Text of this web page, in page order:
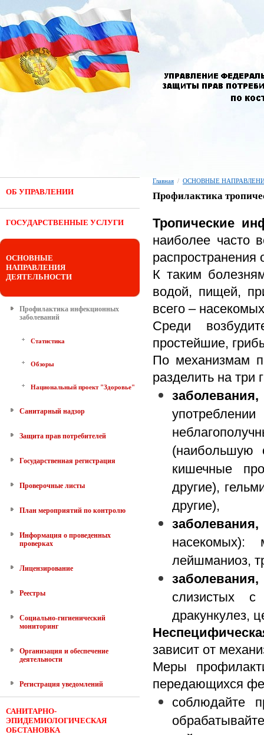
ОБ УПРАВЛЕНИИ
ГОСУДАРСТВЕННЫЕ УСЛУГИ
ОСНОВНЫЕ
НАПРАВЛЕНИЯ
ДЕЯТЕЛЬНОСТИ
Профилактика инфекционных
заболеваний
Статистика
Обзоры
Национальный проект "Здоровье"
Санитарный надзор
Защита прав потребителей
Государственная регистрация
Проверочные листы
План мероприятий по контролю
Информация о проведенных
проверках
Лицензирование
Реестры
Социально-гигиенический
мониторинг
Организация и обеспечение
деятельности
Регистрация уведомлений
САНИТАРНО-
ЭПИДЕМИОЛОГИЧЕСКАЯ
ОБСТАНОВКА
Главная / ОСНОВНЫЕ
Профилактика
Тропические
наиболее часто
распространения
К таким
водой, пищей,
всего –
Среди
простейшие,
По механизмам
разделить на три
(наибольшую
кишечные
другие),
другие),
насекомых):
лейшманиоз,
слизистых
дракункулез,
зависит от
Меры
передающихся
соблюдайте